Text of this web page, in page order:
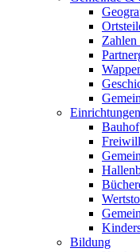
Zahlen
Einrichtungen
Bauhof
Bildung